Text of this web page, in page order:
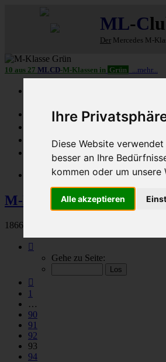
Ihre
Diese Website
besser an Ihre
kommen oder um
Alle akzeptieren
ML-C
Der Mercedes M-
10 aus 27 MLCD-M-Klassen in Grün ...mehr...
Ungelesene
Forennutzer
FAQ
MLCD-Seiten MLCD-Foren-
M-Klasse Konkurrenz? ...
1866 Beiträge
93
Gehe zu Seite:
1
…
90
91
92
93
94